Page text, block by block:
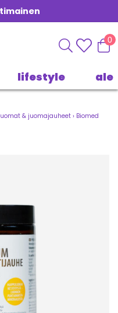
0
lifestyle ale
& juomajauheet› Biomed